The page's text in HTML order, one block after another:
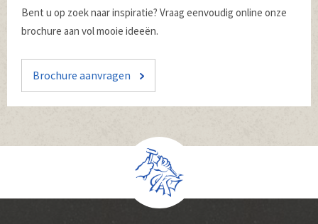
Bent u op zoek naar inspiratie? Vraag eenvoudig online onze
brochure aan vol mooie ideeën.
Brochure aanvragen